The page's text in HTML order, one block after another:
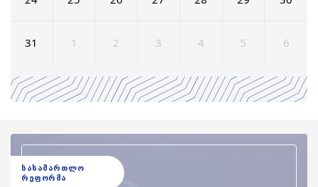
31 1 2 3 4 5 6
სასამართლო
რეფორმა